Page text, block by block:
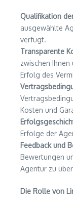
Qualifikation
ausgewählte
verfügt.
Transparente
zwischen
Erfolg des
Kosten und
Erfolge der
Feedback und
Bewertungen
Agentur zu
Die Rolle von